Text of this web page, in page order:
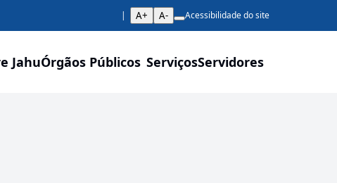
A+ A- Acessibilidade do site
JahuÓrgãos Públicos ServiçosServidores